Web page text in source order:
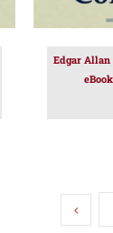
Edgar Allan